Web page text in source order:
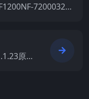
72000320Y
原